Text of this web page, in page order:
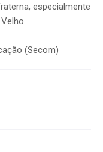
especialmente
(Secom)